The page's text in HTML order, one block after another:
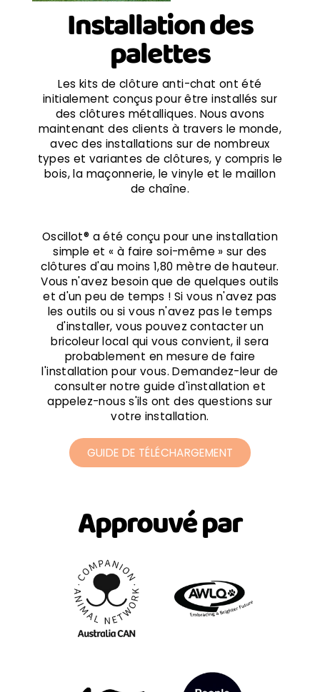
Installation des
palettes
Les kits de clôture anti-chat ont été
initialement conçus pour être installés sur
des clôtures métalliques. Nous avons
maintenant des clients à travers le monde,
avec des installations sur de nombreux
types et variantes de clôtures, y compris le
bois, la maçonnerie, le vinyle et le maillon
de chaîne.
Oscillot® a été conçu pour une installation
simple et « à faire soi-même » sur des
clôtures d'au moins 1,80 mètre de hauteur.
Vous n'avez besoin que de quelques outils
et d'un peu de temps ! Si vous n'avez pas
les outils ou si vous n'avez pas le temps
d'installer, vous pouvez contacter un
bricoleur local qui vous convient, il sera
probablement en mesure de faire
l'installation pour vous. Demandez-leur de
consulter notre guide d'installation et
appelez-nous s'ils ont des questions sur
votre installation.
GUIDE DE TÉLÉCHARGEMENT
Approuvé par